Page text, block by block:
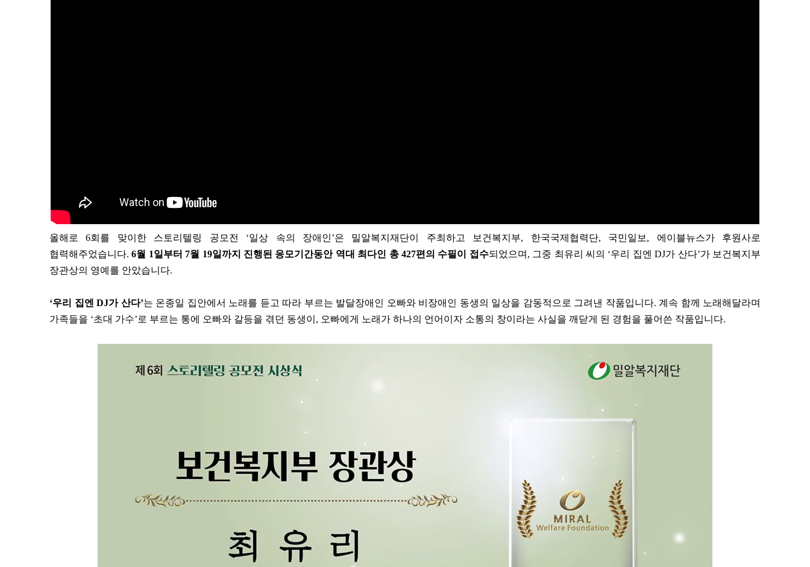
올해로 6회를 맞이한 스토리텔링 공모전 ‘일상 속의 장애인’은 밀알복지재단이 주최하고 보건복지부, 한국국제협력단, 국민일보, 에이블뉴스가 후원사로
협력해주었습니다.6월 1일부터 7월 19일까지 진행된 응모기간동안 역대 최다인 총 427편의 수필이 접수되었으며, 그중 최유리 씨의 ‘우리 집엔 DJ가 산다’가 보건복지부
장관상의 영예를 안았습니다.
‘우리 집엔 DJ가 산다’는 온종일 집안에서 노래를 듣고 따라 부르는 발달장애인 오빠와 비장애인 동생의 일상을 감동적으로 그려낸 작품입니다. 계속 함께 노래해달라며
가족들을 ‘초대 가수’로 부르는 통에 오빠와 갈등을 겪던 동생이, 오빠에게 노래가 하나의 언어이자 소통의 창이라는 사실을 깨닫게 된 경험을 풀어쓴 작품입니다.